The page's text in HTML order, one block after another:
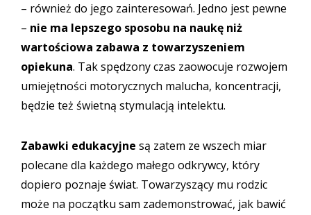
– również do jego zainteresowań. Jedno jest pewne
– nie ma lepszego sposobu na naukę niż
wartościowa zabawa z towarzyszeniem
opiekuna. Tak spędzony czas zaowocuje rozwojem
umiejętności motorycznych malucha, koncentracji,
będzie też świetną stymulacją intelektu.
Zabawki edukacyjne są zatem ze wszech miar
polecane dla każdego małego odkrywcy, który
dopiero poznaje świat. Towarzyszący mu rodzic
może na początku sam zademonstrować, jak bawić